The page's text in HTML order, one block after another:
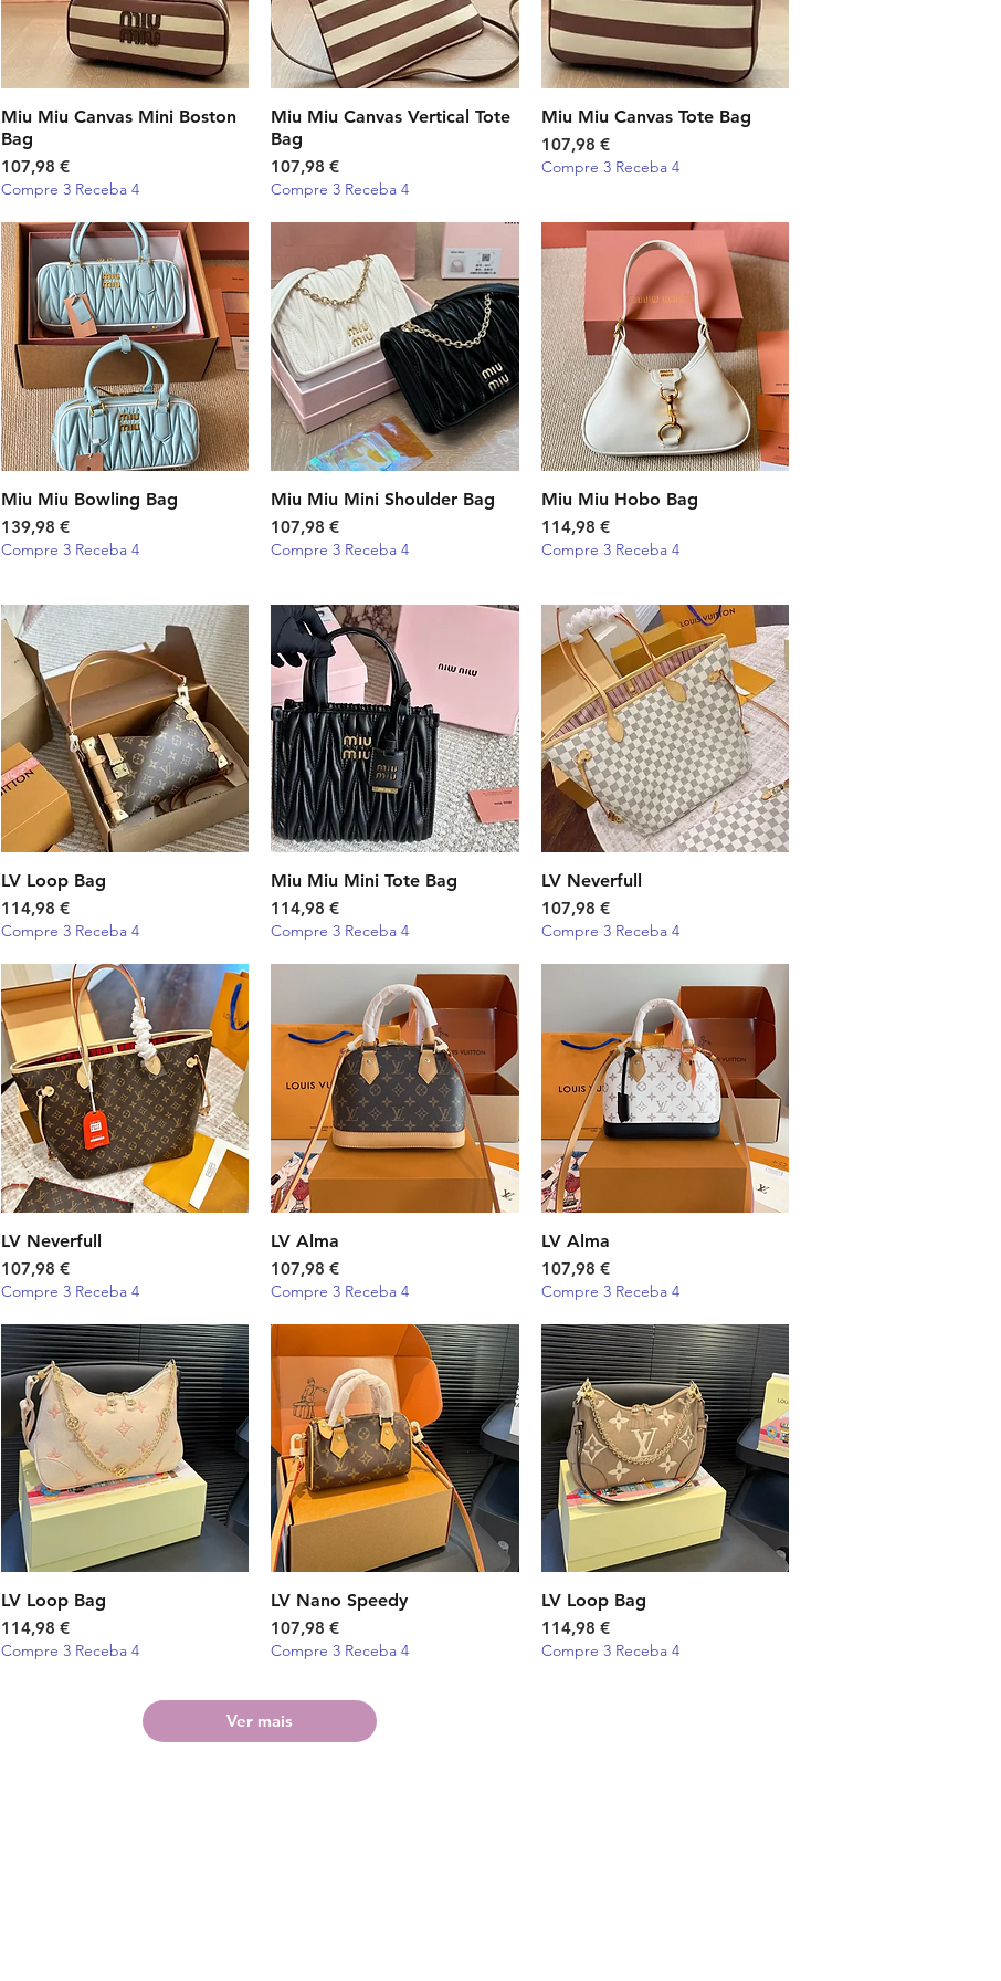
Visualização rápida
Miu Miu Canvas Mini Boston
Bag
Preço
107,98 €
Compre 3 Receba 4
Visualização rápida
Miu Miu Canvas Vertical Tote
Bag
Preço
107,98 €
Compre 3 Receba 4
Visualização rápida
Miu Miu Canvas Tote Bag
Preço
107,98 €
Compre 3 Receba 4
Visualização rápida
Miu Miu Bowling Bag
Preço
139,98 €
Compre 3 Receba 4
Visualização rápida
Miu Miu Mini Shoulder Bag
Preço
107,98 €
Compre 3 Receba 4
Visualização rápida
Miu Miu Hobo Bag
Preço
114,98 €
Compre 3 Receba 4
Visualização rápida
LV Loop Bag
Preço
114,98 €
Compre 3 Receba 4
Visualização rápida
Miu Miu Mini Tote Bag
Preço
114,98 €
Compre 3 Receba 4
Visualização rápida
LV Neverfull
Preço
107,98 €
Compre 3 Receba 4
Visualização rápida
LV Neverfull
Preço
107,98 €
Compre 3 Receba 4
Visualização rápida
LV Alma
Preço
107,98 €
Compre 3 Receba 4
Visualização rápida
LV Alma
Preço
107,98 €
Compre 3 Receba 4
Visualização rápida
LV Loop Bag
Preço
114,98 €
Compre 3 Receba 4
Visualização rápida
LV Nano Speedy
Preço
107,98 €
Compre 3 Receba 4
Visualização rápida
LV Loop Bag
Preço
114,98 €
Compre 3 Receba 4
Ver mais